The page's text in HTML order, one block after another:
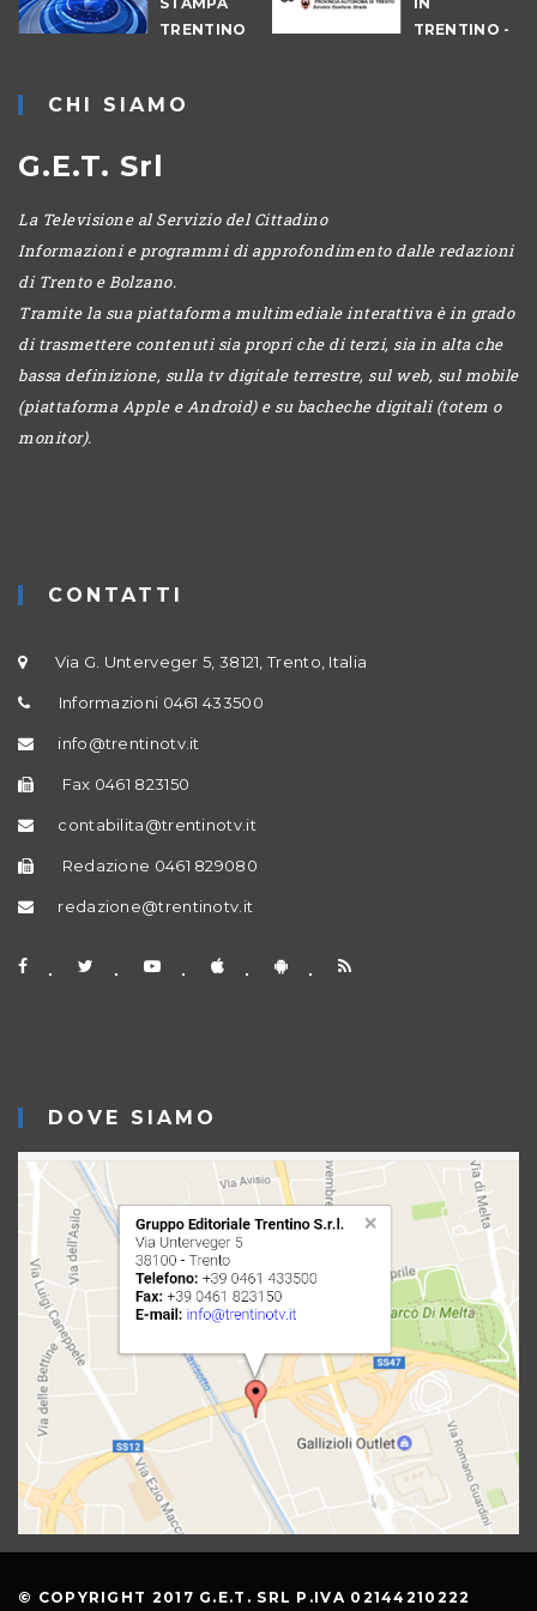
TRENTINO
TRENTINO -
CHI SIAMO
G.E.T. Srl
La Televisione al Servizio del Cittadino
Informazioni e programmi di approfondimento dalle redazioni
di Trento e Bolzano.
Tramite la sua piattaforma multimediale interattiva è in grado
di trasmettere contenuti sia propri che di terzi, sia in alta che
bassa definizione, sulla tv digitale terrestre, sul web, sul mobile
(piattaforma Apple e Android) e su bacheche digitali (totem o
monitor).
CONTATTI
Via G. Unterveger 5, 38121, Trento, Italia
Informazioni 0461 433500
info@trentinotv.it
Fax 0461 823150
contabilita@trentinotv.it
Redazione 0461 829080
redazione@trentinotv.it
DOVE SIAMO
© COPYRIGHT 2017 G.E.T. SRL P.IVA 02144210222